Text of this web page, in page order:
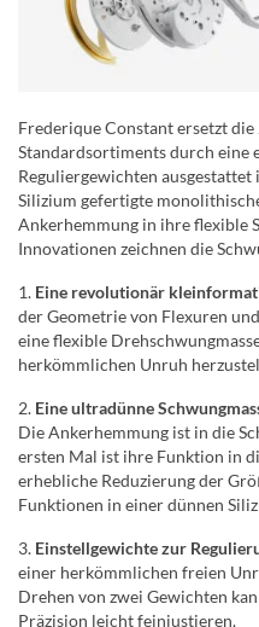
Frederique Constant ersetzt
Standardsortiments durch eine
Reguliergewichten
Silizium gefertigte
Ankerhemmung in ihre flexible
Innovationen zeichnen die
1. Eine revolutionär
der Geometrie von Flexuren
eine flexible
herkömmlichen Unruh
2. Eine ultradünne
Die Ankerhemmung ist in die
ersten Mal ist ihre Funktion in
erhebliche Reduzierung der
Funktionen in einer dünnen
3. Einstellgewichte zur
einer herkömmlichen freien
Drehen von zwei Gewichten
Präzision leicht feinjustieren.